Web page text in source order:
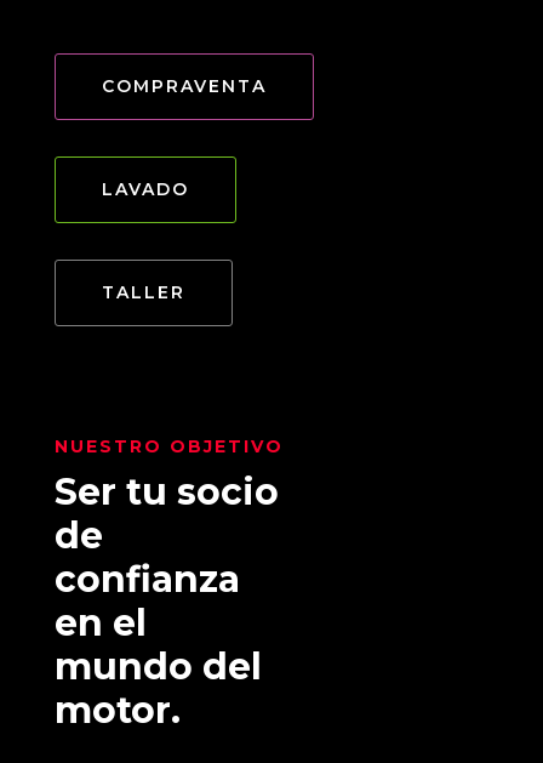
COMPRAVENTA
LAVADO
TALLER
NUESTRO OBJETIVO
Ser tu socio
de
confianza
en el
mundo del
motor.